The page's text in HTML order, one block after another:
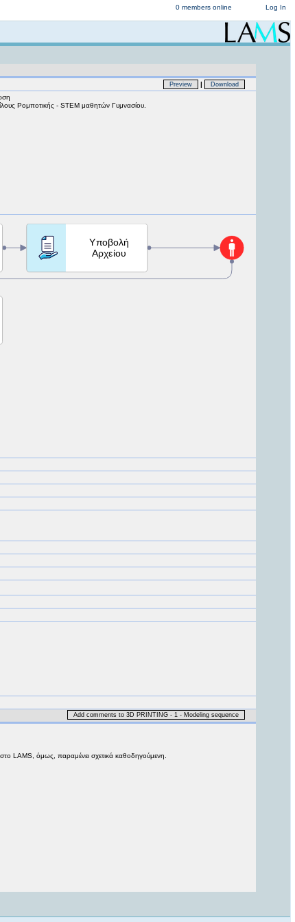
Log In
0 members online
Preview | Download
Ρομποτικής - STEM μαθητών Γυμνασίου.
Add comments to 3D PRINTING - 1 - Modeling sequence
LAMS, όμως, παραμένει σχετικά καθοδηγούμενη.